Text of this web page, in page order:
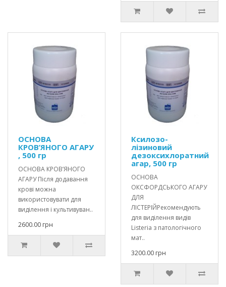
ОСНОВА
КРОВ’ЯНОГО АГАРУ
, 500 гр
ОСНОВА КРОВ’ЯНОГО
АГАРУ Після додавання
крові можна
використовувати для
виділення і культивуван..
2600.00 грн
Ксилозо-
лізиновий
дезоксихлоратний
агар, 500 гр
ОСНОВА
ОКСФОРДСЬКОГО АГАРУ
ДЛЯ
ЛІСТЕРІЙРекомендують
для виділення видів
Listeria з патологічного
мат..
3200.00 грн